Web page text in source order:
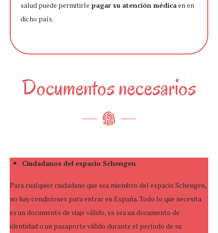
salud puede permitirle pagar su atención médicaen en
dicho país.
Documentos necesarios
Ciudadanos del espacio Schengen
Para cualquier ciudadano que sea miembro del espacio Schengen,
no hay condiciones para entrar en España. Todo lo que necesita
es un documento de viaje válido, ya sea un documento de
identidad o un pasaporte válido durante el período de su